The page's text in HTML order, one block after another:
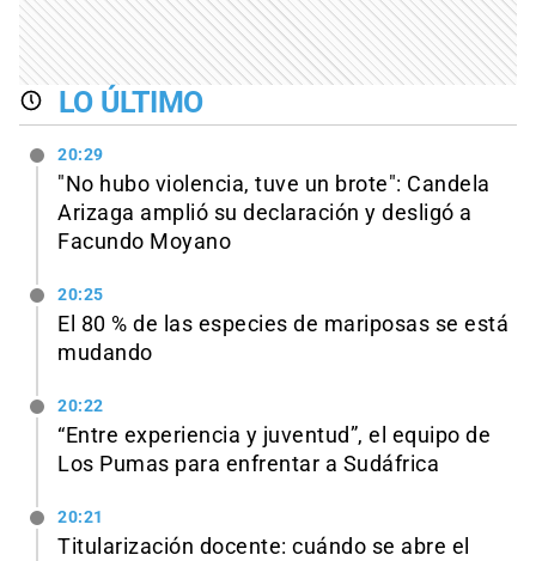
LO ÚLTIMO
20:29
"No hubo violencia, tuve un brote": Candela
Arizaga amplió su declaración y desligó a
Facundo Moyano
20:25
El 80 % de las especies de mariposas se está
mudando
20:22
“Entre experiencia y juventud”, el equipo de
Los Pumas para enfrentar a Sudáfrica
20:21
Titularización docente: cuándo se abre el